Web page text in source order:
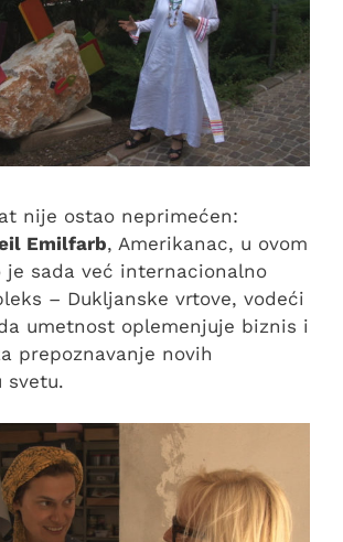
nije ostao neprimećen:
Emilfarb, Amerikanac, u ovom
je sada već internacionalno
– Dukljanske vrtove, vodeći
umetnost oplemenjuje biznis i
prepoznavanje novih
svetu.